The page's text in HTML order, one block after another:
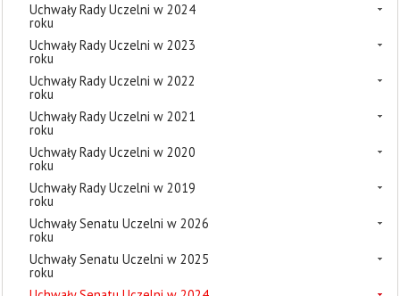
Uchwały Rady Uczelni w 2024
roku
Uchwały Rady Uczelni w 2023
roku
Uchwały Rady Uczelni w 2022
roku
Uchwały Rady Uczelni w 2021
roku
Uchwały Rady Uczelni w 2020
roku
Uchwały Rady Uczelni w 2019
roku
Uchwały Senatu Uczelni w 2026
roku
Uchwały Senatu Uczelni w 2025
roku